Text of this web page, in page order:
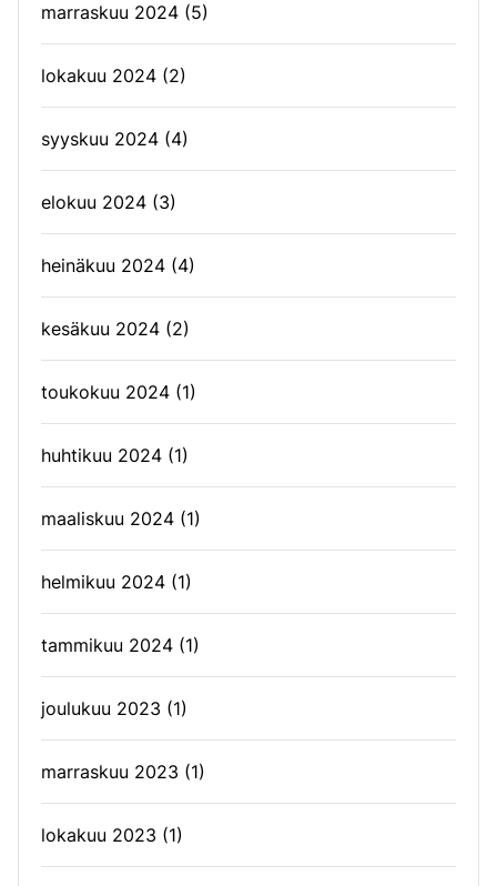
marraskuu 2024 (5)
lokakuu 2024 (2)
syyskuu 2024 (4)
elokuu 2024 (3)
heinäkuu 2024 (4)
kesäkuu 2024 (2)
toukokuu 2024 (1)
huhtikuu 2024 (1)
maaliskuu 2024 (1)
helmikuu 2024 (1)
tammikuu 2024 (1)
joulukuu 2023 (1)
marraskuu 2023 (1)
lokakuu 2023 (1)